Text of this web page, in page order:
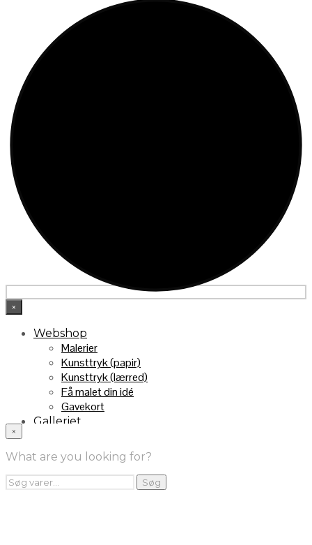
×
Webshop
Malerier
Kunsttryk (papir)
Kunsttryk (lærred)
Få malet din idé
Gavekort
Galleriet
Handelsebetingelser
Returnering
FRA TV
Videoklip fra TV2
×
What are you looking for?
Søg
efter:
Søg